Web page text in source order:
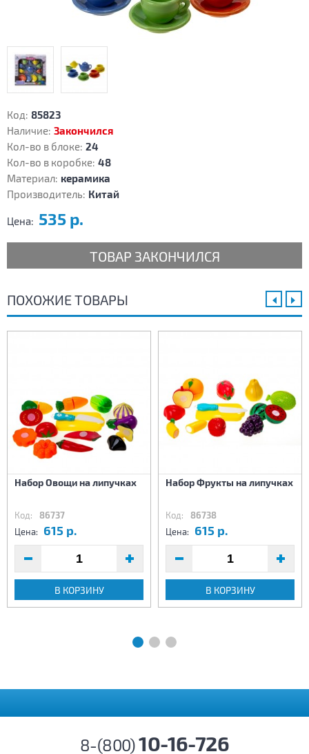
Код: 85823
Наличие: Закончился
Кол-во в блоке: 24
Кол-во в коробке: 48
Материал: керамика
Производитель: Китай
Цена: 535 р.
ТОВАР ЗАКОНЧИЛСЯ
ПОХОЖИЕ ТОВАРЫ
Набор Овощи на липучках
Код: 86737
Цена: 615 р.
В КОРЗИНУ
Набор Фрукты на липучках
Код: 86738
Цена: 615 р.
В КОРЗИНУ
8-(800)10-16-726